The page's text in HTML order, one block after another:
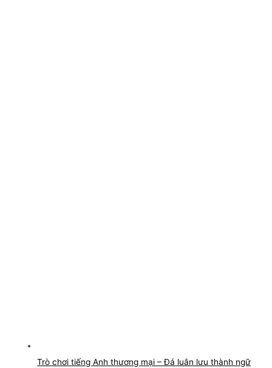
Trò chơi tiếng Anh thương mại – Đá luân lưu thành ngữ